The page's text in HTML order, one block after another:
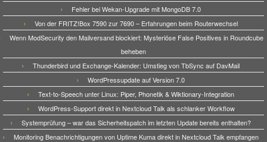
Fehler bei Wekan-Upgrade mit MongoDB 7.0
Von der FRITZ!Box 7590 zur 7690 – Erfahrungen beim Routerwechsel
Wenn ModSecurity den Mailversand blockiert: Mysteriöse False Positives in Roundcube
beheben
Thunderbird und Exchange-Kalender: Umstieg von TbSync auf DavMail
WordPressupdate auf Version 7.0
Text-to-Speech unter Linux: Piper, Phonetik & Wiktionary-Integration
WordPress-Support direkt in Nextcloud Talk als schlanker Workflow
Systemprüfung – war das Sicherheitspatch im letzten Update bereits enthalten?
Monitoring Benachrichtigungen von Uptime Kuma direkt in Nextcloud Talk empfangen